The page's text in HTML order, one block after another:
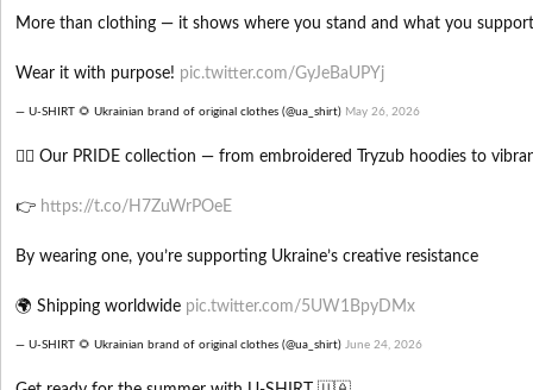
More than clothing — it shows where you stand and what you
Wear it with purpose! pic.twitter.com/GyJeBaUPYj
— U-SHIRT 🌻 Ukrainian brand of original clothes (@ua_shirt) May 26, 2026
🏳️‍🌈 Our PRIDE collection — from embroidered Tryzub hoodies to
👉 https://t.co/H7ZuWrPOeE
By wearing one, you’re supporting Ukraine’s creative resistance
🌍 Shipping worldwide pic.twitter.com/5UW1BpyDMx
— U-SHIRT 🌻 Ukrainian brand of original clothes (@ua_shirt) June 24, 2026